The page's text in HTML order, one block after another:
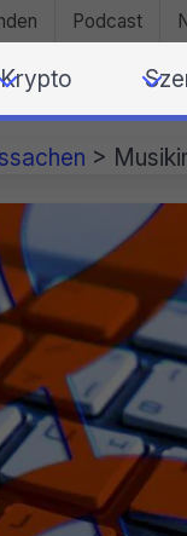
Podcast
Krypto
>